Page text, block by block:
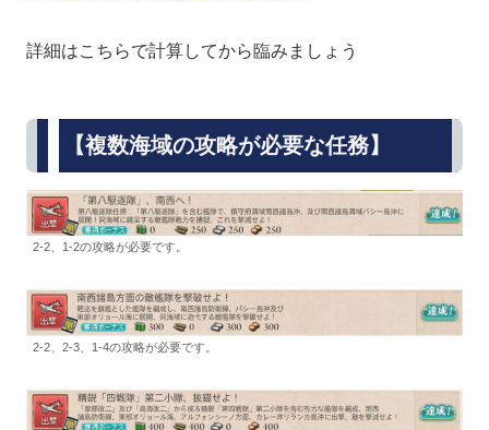
詳細はこちらで計算してから臨みましょう
【複数海域の攻略が必要な任務】
2-2、1-2の攻略が必要です。
2-2、2-3、1-4の攻略が必要です。